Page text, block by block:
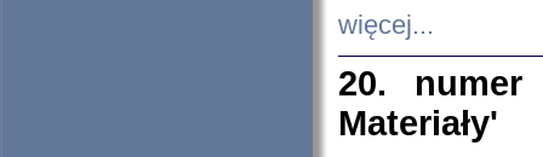
więcej...
20. numer
Materiały'